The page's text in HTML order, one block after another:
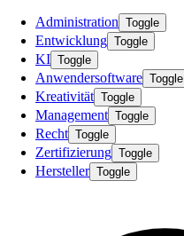
Administration Toggle
Entwicklung Toggle
KI Toggle
Anwendersoftware Toggle
Kreativität Toggle
Management Toggle
Recht Toggle
Zertifizierung Toggle
Hersteller Toggle